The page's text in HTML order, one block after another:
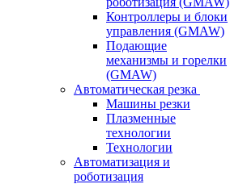
Контроллеры и блоки
управления (GMAW)
Подающие
механизмы и горелки
(GMAW)
Автоматическая резка
Машины резки
Плазменные
технологии
Технологии
Автоматизация и
роботизация